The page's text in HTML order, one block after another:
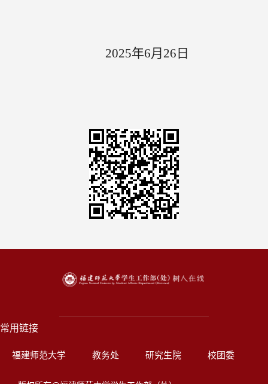
2025年6月26日
常用链接
福建师范大学 教务处 研究生院 校团委